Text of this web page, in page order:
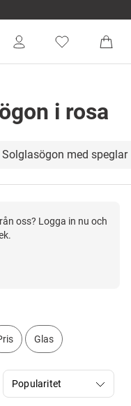
i rosa
Solglasögon med speglar
oss? Logga in nu och
Glas